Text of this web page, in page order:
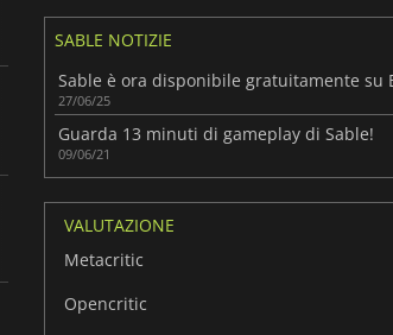
SABLE NOTIZIE
27/06/25
Guarda 13 minuti di gameplay di Sable!
09/06/21
VALUTAZIONE
Metacritic
Opencritic